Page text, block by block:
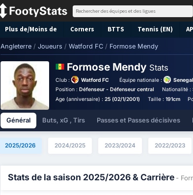
Plus de/Moins de Corners BTTS Tennis (EN)
Angleterre / Joueurs / Watford FC / Formose Mendy
Formose Mendy Stats
Club : Watford FC Équipe nationale :
Position :Défenseur - Défenseur central Nationalité :
Age (anniversaire) :25 (02/1/2001) Taille : 191cm
Général Buts, xG , Tirs Passes et Passes décisives
2025/2026 2024/2025 2023/2024 2022/2023
Stats de la saison 2025/2026 & Carrière -